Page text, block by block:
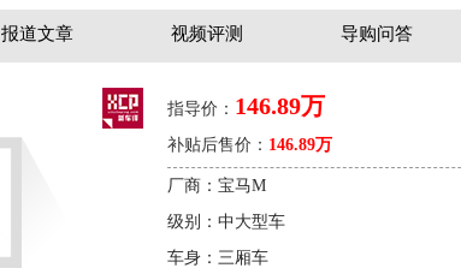
报道文章 视频评测 导购问答
指导价： 146.89万
补贴后售价： 146.89万
厂商：宝马M
级别：中大型车
车身：三厢车